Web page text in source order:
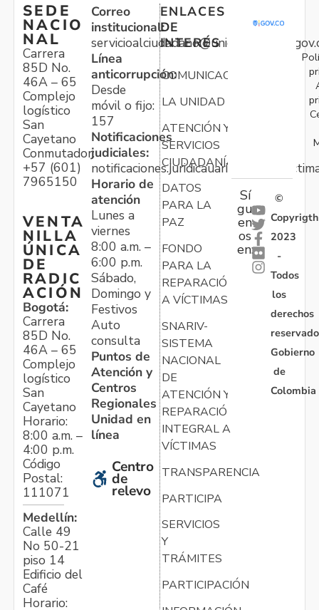
SEDE
NACIO
NAL
Carrera
85D No.
46A – 65
Complejo
logístico
San
Cayetano
Conmutador:
+57 (601)
7965150
VENTA
NILLA
ÚNICA
DE
RADIC
ACIÓN
Bogotá:
Carrera
85D No.
46A – 65
Complejo
logístico
San
Cayetano
Horario:
8:00 a.m. –
4:00 p.m.
Código
Postal:
111071
Medellín:
Calle 49
No 50-21
piso 14
Edificio del
Café
Horario:
Correo
institucional:
Línea
anticorrupción:
Desde
móvil o fijo:
157
Notificaciones
judiciales:
Horario de
atención
Lunes a
viernes
8:00 a.m. –
6:00 p.m.
Sábado,
Domingo y
Festivos
Auto
consulta
Puntos de
Atención y
Centros
Regionales
Unidad en
línea
Centro
de
relevo
ENLACES
DE
INTERÉS
COMUNICACIONES
LA UNIDAD
ATENCIÓN Y
SERVICIOS
CIUDADANÍA
DATOS
PARA LA
PAZ
FONDO
PARA LA
REPARACIÓN
A VÍCTIMAS
SNARIV-
SISTEMA
NACIONAL
DE
ATENCIÓN Y
REPARACIÓN
INTEGRAL A
VÍCTIMAS
TRANSPARENCIA
PARTICIPA
SERVICIOS
Y
TRÁMITES
PARTICIPACIÓN
Sí
gu
en
os
en:
©
Copyrigth
2023
-
Todos
los
derechos
Gobierno
de
Colombia